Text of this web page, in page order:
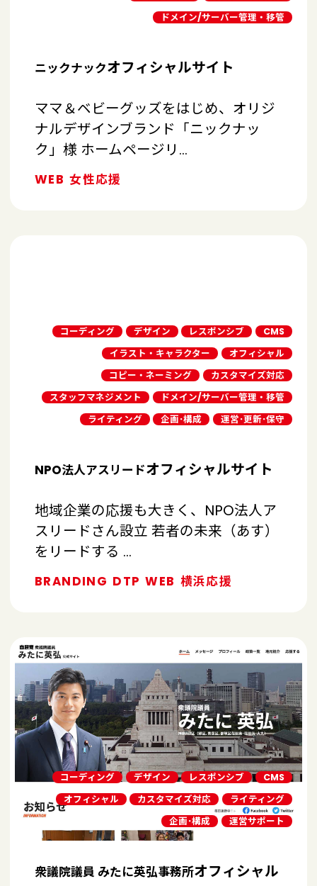
ドメイン/サーバー管理・移管
ニックナックオフィシャルサイト
ママ＆ベビーグッズをはじめ、オリジ
ナルデザインブランド「ニックナッ
ク」様 ホームページリ…
WEB 女性応援
コーディング デザイン レスポンシブ
CMS
イラスト・キャラクター
オフィシャル
コピー・ネーミング
カスタマイズ対応
スタッフマネジメント
ドメイン/サーバー管理・移管
ライティング
企画･構成 運営･更新･保守
NPO法人アスリードオフィシャルサイト
地域企業の応援も大きく、NPO法人ア
スリードさん設立 若者の未来（あす）
をリードする …
BRANDING DTP WEB 横浜応援
コーディング デザイン レスポンシブ
CMS
オフィシャル
カスタマイズ対応
ライティング
企画･構成
運営サポート
衆議院議員 みたに英弘事務所オフィシャル